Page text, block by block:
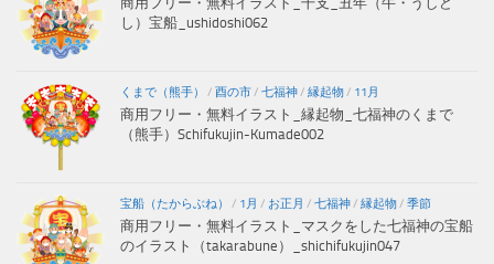
し）宝船_ushidoshi062
くまで（熊手） / 酉の市/ 七福神/ 縁起物/ 11月
商用フリー・無料イラスト_縁起物_七福神のくまで
（熊手）Schifukujin-Kumade002
宝船（たからぶね） / 1月 / お正月 / 七福神/ 縁起物/ 季節
商用フリー・無料イラスト_マスクをした七福神の宝船
のイラスト（takarabune）_shichifukujin047